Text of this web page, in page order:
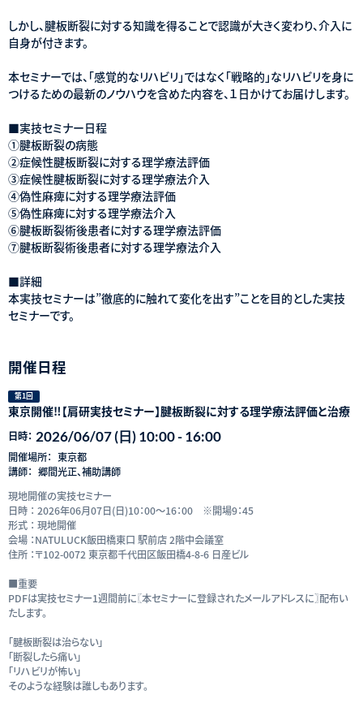
しかし、腱板断裂に対する知識を得ることで認識が大きく変わり、介入に
自身が付きます。
本セミナーでは、「感覚的なリハビリ」ではなく「戦略的」なリハビリを身に
つけるための最新のノウハウを含めた内容を、１日かけてお届けします。
■実技セミナー日程
➀腱板断裂の病態
②症候性腱板断裂に対する理学療法評価
③症候性腱板断裂に対する理学療法介入
④偽性麻痺に対する理学療法評価
⑤偽性麻痺に対する理学療法介入
⑥腱板断裂術後患者に対する理学療法評価
⑦腱板断裂術後患者に対する理学療法介入
■詳細
本実技セミナーは”徹底的に触れて変化を出す”ことを目的とした実技
セミナーです。
開催日程
第1回
東京開催‼【肩研実技セミナー】腱板断裂に対する理学療法評価と治療
日時： 2026/06/07 (日) 10:00 - 16:00
開催場所： 東京都
講師： 郷間光正、補助講師
現地開催の実技セミナー
日時 ： 2026年06月07日(日)10：00～16：00 ※開場9：45
形式 ： 現地開催
会場 ：NATULUCK飯田橋東口 駅前店 2階中会議室
住所 ：〒102-0072 東京都千代田区飯田橋4-8-6 日産ビル
■重要
PDFは実技セミナー1週間前に〖本セミナーに登録されたメールアドレスに〗配布い
たします。
「腱板断裂は治らない」
「断裂したら痛い」
「リハビリが怖い」
そのような経験は誰しもあります。